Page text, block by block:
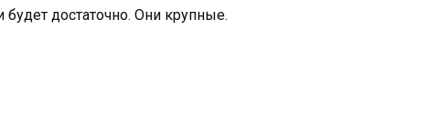
достаточно. Они крупные.